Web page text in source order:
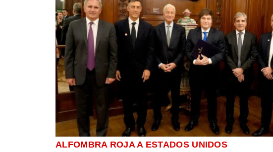
ALFOMBRA ROJA A ESTADOS UNIDOS